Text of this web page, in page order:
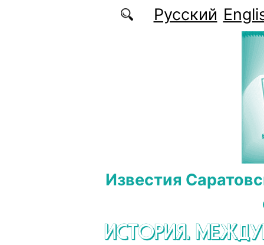
Перейти к основному содержаниюРусский
Известия
ИСТОРИЯ.